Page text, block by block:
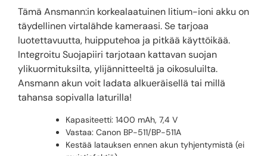
Tämä Ansmann:in korkealaatuinen litium-ioni akku on
täydellinen virtalähde kameraasi. Se tarjoaa
luotettavuutta, huipputehoa ja pitkää käyttöikää.
Integroitu Suojapiiri tarjotaan kattavan suojan
ylikuormituksilta, ylijännitteeltä ja oikosuluilta.
Ansmann akun voit ladata alkueräisellä tai millä
tahansa sopivalla laturilla!
Kapasiteetti: 1400 mAh, 7,4 V
Vastaa: Canon BP-511/BP-511A
Kestää latauksen ennen akun tyhjentymistä (ei